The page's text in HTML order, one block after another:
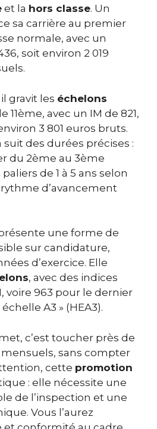
et la hors classe. Un
sa carrière au premier
normale, avec un
soit environ 2 019
gravit les échelons
11ème, avec un IM de 821,
3 801 euros bruts.
des durées précises :
du 2ème au 3ème
de 1 à 5 ans selon
d’avancement
une forme de
sur candidature,
d’exercice. Elle
, avec des indices
voire 963 pour le dernier
A3 » (HEA3).
c’est toucher près de
sans compter
cette promotion
: elle nécessite une
de l’inspection et une
Vous l’aurez